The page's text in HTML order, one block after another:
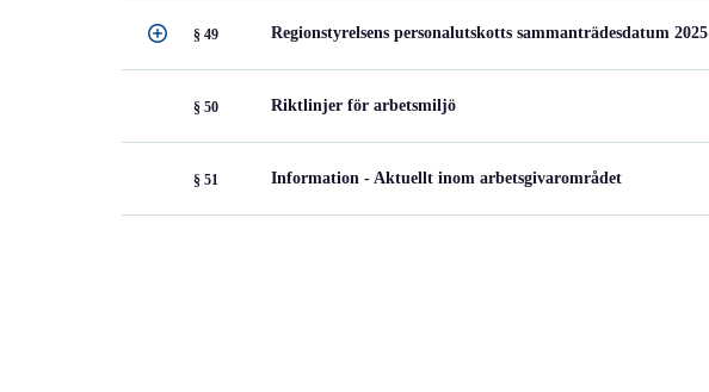
§ 49 Regionstyrelsens personalutskotts sammanträdesdatum 2025
§ 50 Riktlinjer för arbetsmiljö
§ 51 Information - Aktuellt inom arbetsgivarområdet